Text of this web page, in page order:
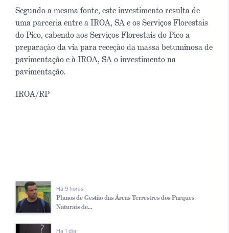
Segundo a mesma fonte, este investimento resulta de
uma parceria entre a IROA, SA e os Serviços Florestais
do Pico, cabendo aos Serviços Florestais do Pico a
preparação da via para receção da massa betuminosa de
pavimentação e à IROA, SA o investimento na
pavimentação.
IROA/RP
Há 9 horas
Planos de Gestão das Áreas Terrestres dos Parques
Naturais de...
Há 1 dia